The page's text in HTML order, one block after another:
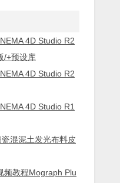
4D Studio R2
/+预设库
4D Studio R2
4D Studio R1
混泥土发光布料皮
频教程Mograph Plu